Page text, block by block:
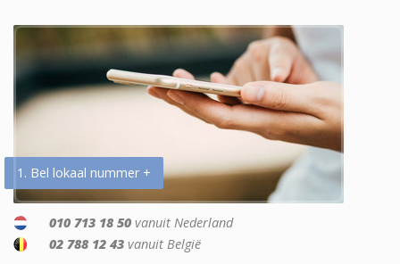
1. Bel lokaal nummer +
010 713 18 50 vanuit Nederland
02 788 12 43 vanuit België